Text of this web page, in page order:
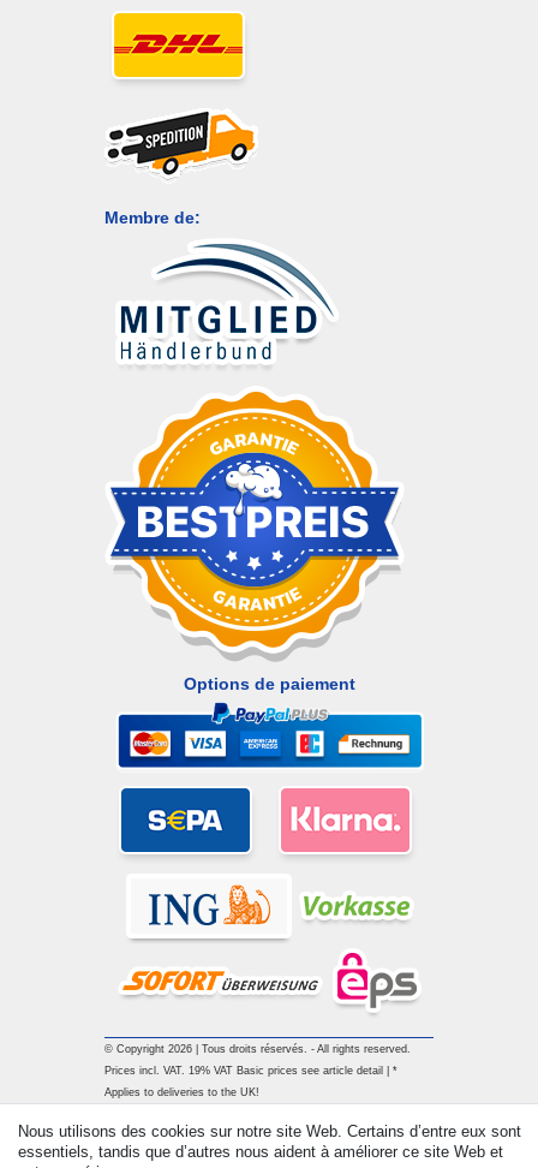
Membre de:
Options de paiement
© Copyright 2026 | Tous droits réservés. - All rights reserved.
Prices incl. VAT. 19% VAT Basic prices see article detail | *
Applies to deliveries to the UK!
Nous utilisons des cookies sur notre site Web. Certains d’entre eux sont
essentiels, tandis que d’autres nous aident à améliorer ce site Web et
Rétracter le contrat ici Contact